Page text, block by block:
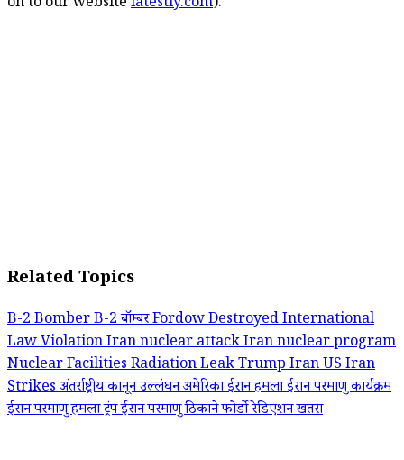
Related Topics
B-2 BomberB-2 बॉम्बरFordow DestroyedInternational
Law ViolationIran nuclear attackIran nuclear program
Nuclear FacilitiesRadiation LeakTrump IranUS Iran
Strikesअंतर्राष्ट्रीय कानून उल्लंघनअमेरिका ईरान हमलाईरान परमाणु कार्यक्रम
ईरान परमाणु हमलाट्रंप ईरानपरमाणु ठिकानेफोर्डोरेडिएशन खतरा